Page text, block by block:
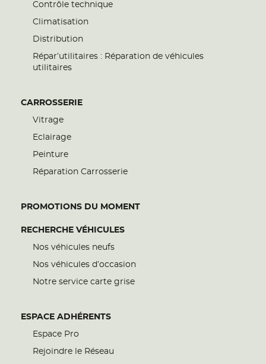
Contrôle technique
Climatisation
Distribution
Répar’utilitaires : Réparation de véhicules
utilitaires
CARROSSERIE
Vitrage
Eclairage
Peinture
Réparation Carrosserie
PROMOTIONS DU MOMENT
RECHERCHE VÉHICULES
Nos véhicules neufs
Nos véhicules d’occasion
Notre service carte grise
ESPACE ADHÉRENTS
Espace Pro
Rejoindre le Réseau